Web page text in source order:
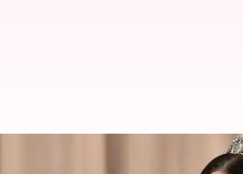
मिस यूनिवर्स के इतिहास में